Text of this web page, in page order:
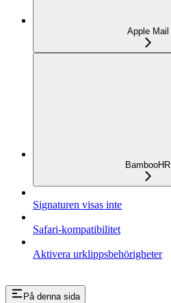
Apple Mail
BambooHR
Signaturen visas inte
Safari-kompatibilitet
Aktivera urklippsbehörigheter
På denna sida